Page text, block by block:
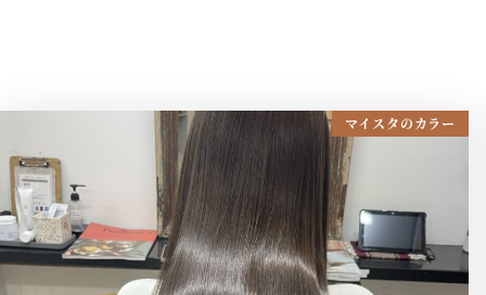
マイスタのカラー